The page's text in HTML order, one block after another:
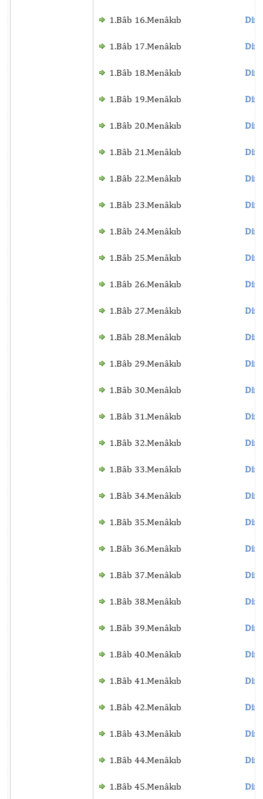
1.Bâb 16.Menâkıb
1.Bâb 17.Menâkıb
1.Bâb 18.Menâkıb
1.Bâb 19.Menâkıb
1.Bâb 20.Menâkıb
1.Bâb 21.Menâkıb
1.Bâb 22.Menâkıb
1.Bâb 23.Menâkıb
1.Bâb 24.Menâkıb
1.Bâb 25.Menâkıb
1.Bâb 26.Menâkıb
1.Bâb 27.Menâkıb
1.Bâb 28.Menâkıb
1.Bâb 29.Menâkıb
1.Bâb 30.Menâkıb
1.Bâb 31.Menâkıb
1.Bâb 32.Menâkıb
1.Bâb 33.Menâkıb
1.Bâb 34.Menâkıb
1.Bâb 35.Menâkıb
1.Bâb 36.Menâkıb
1.Bâb 37.Menâkıb
1.Bâb 38.Menâkıb
1.Bâb 39.Menâkıb
1.Bâb 40.Menâkıb
1.Bâb 41.Menâkıb
1.Bâb 42.Menâkıb
1.Bâb 43.Menâkıb
1.Bâb 44.Menâkıb
1.Bâb 45.Menâkıb